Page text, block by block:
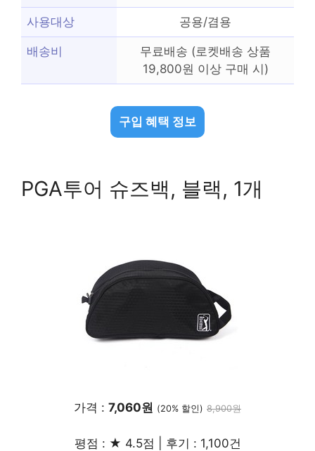
사용대상 공용/겸용
배송비
무료배송 (로켓배송 상품
19,800원 이상 구매 시)
구입 혜택 정보
PGA투어 슈즈백, 블랙, 1개
가격 : 7,060원 (20% 할인) 8,900원
평점 : ★ 4.5점 | 후기 : 1,100건